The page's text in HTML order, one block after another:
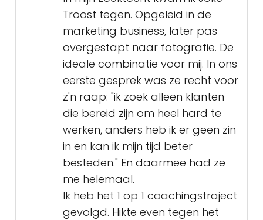
Troost tegen. Opgeleid in de
marketing business, later pas
overgestapt naar fotografie. De
ideale combinatie voor mij. In ons
eerste gesprek was ze recht voor
z'n raap: "ik zoek alleen klanten
die bereid zijn om heel hard te
werken, anders heb ik er geen zin
in en kan ik mijn tijd beter
besteden." En daarmee had ze
me helemaal.
Ik heb het 1 op 1 coachingstraject
gevolgd. Hikte even tegen het